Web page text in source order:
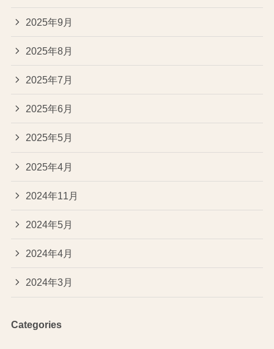
2025年9月
2025年8月
2025年7月
2025年6月
2025年5月
2025年4月
2024年11月
2024年5月
2024年4月
2024年3月
Categories